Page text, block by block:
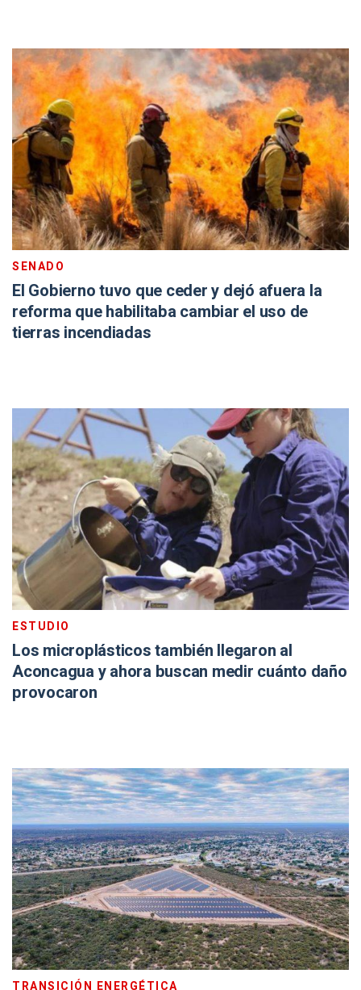
SENADO
El Gobierno tuvo que ceder y dejó afuera la
reforma que habilitaba cambiar el uso de
tierras incendiadas
ESTUDIO
Los microplásticos también llegaron al
Aconcagua y ahora buscan medir cuánto daño
provocaron
TRANSICIÓN ENERGÉTICA